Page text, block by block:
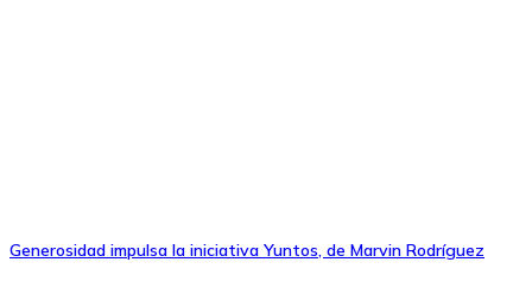
Generosidad impulsa la iniciativa Yuntos, de Marvin Rodríguez